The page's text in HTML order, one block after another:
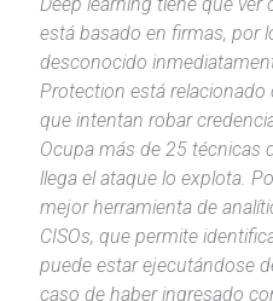
está basado en firmas, por
desconocido
Protection está
que intentan robar
Ocupa más de 25 técnicas
llega el ataque lo explota.
mejor herramienta de
CISOs, que permite
puede estar ejecutándose
caso de haber ingresado